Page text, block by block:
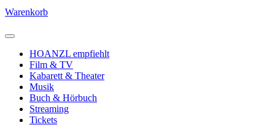
Warenkorb
HOANZL empfiehlt
Film & TV
Kabarett & Theater
Musik
Buch & Hörbuch
Streaming
Tickets